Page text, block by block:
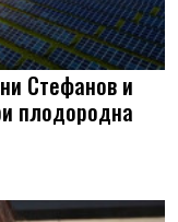
Стефанов и
плодородна